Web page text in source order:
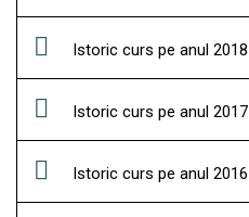
Istoric curs pe anul 2018
Istoric curs pe anul 2017
Istoric curs pe anul 2016